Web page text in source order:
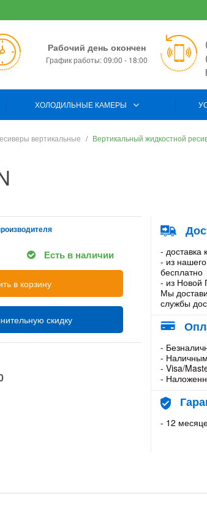
Рабочий день окончен
График работы: 09:00 - 18:00
ХОЛОДИЛЬНЫЕ КАМЕРЫ
вертикальные
Вертикальный жидкостной
Есть в наличии
в корзину
скидку
- доставка
- из
бесплатно
- из Новой
Мы
службы
-
-
- Visa/
-
- 12